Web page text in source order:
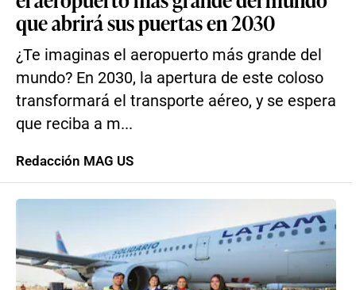
que abrirá sus puertas en 2030
¿Te imaginas el aeropuerto más grande del
mundo? En 2030, la apertura de este coloso
transformará el transporte aéreo, y se espera
que reciba a m...
Redacción MAG US